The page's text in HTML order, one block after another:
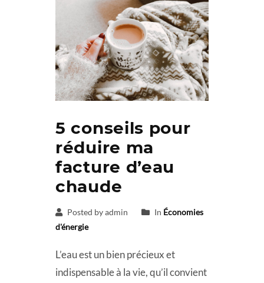
5 conseils pour
réduire ma
facture d’eau
chaude
Posted by admin In Économies
d'énergie
L’eau est un bien précieux et
indispensable à la vie, qu’il convient